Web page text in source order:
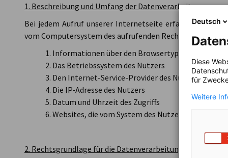
1. Beschreibung und Umfang der Datenverarbeitung
Bei jedem Aufruf unserer Internetseite erfasst unser
vom Computersystem des aufrufenden Rechners.
Informationen über den Browsertyp und die
Das Betriebssystem des Nutzers
Den Internet-Service-Provider des Nutzers
Die IP-Adresse des Nutzers
Datum und Uhrzeit des Zugriffs
Websites, die vom System des Nutzers über
2. Rechtsgrundlage für die Datenverarbeitung
Deutsch
Diese
für
Weitere